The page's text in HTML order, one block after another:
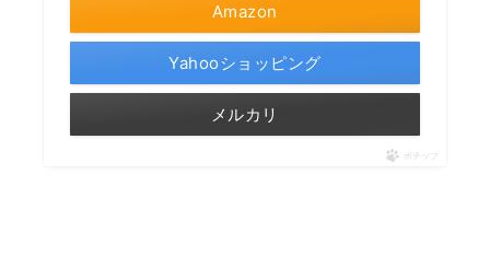
Amazon
Yahooショッピング
メルカリ
ポチップ